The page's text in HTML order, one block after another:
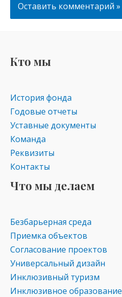
Кто мы
История фонда
Годовые отчеты
Уставные документы
Команда
Реквизиты
Контакты
Что мы делаем
Безбарьерная среда
Приемка объектов
Согласование проектов
Универсальный дизайн
Инклюзивный туризм
Инклюзивное образование